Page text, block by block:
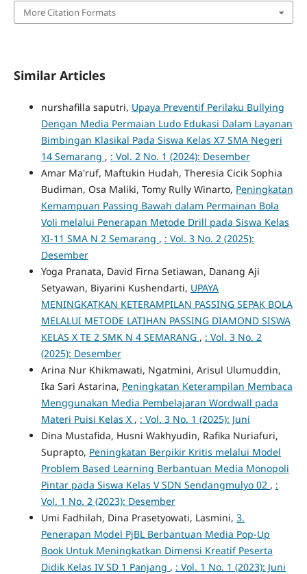
More Citation Formats
Similar Articles
nurshafilla saputri, Upaya Preventif Perilaku Bullying
Dengan Media Permaian Ludo Edukasi Dalam Layanan
Bimbingan Klasikal Pada Siswa Kelas X7 SMA Negeri
14 Semarang , : Vol. 2 No. 1 (2024): Desember
Amar Ma'ruf, Maftukin Hudah, Theresia Cicik Sophia
Budiman, Osa Maliki, Tomy Rully Winarto, Peningkatan
Kemampuan Passing Bawah dalam Permainan Bola
Voli melalui Penerapan Metode Drill pada Siswa Kelas
XI-11 SMA N 2 Semarang , : Vol. 3 No. 2 (2025):
Desember
Yoga Pranata, David Firna Setiawan, Danang Aji
Setyawan, Biyarini Kushendarti, UPAYA
MENINGKATKAN KETERAMPILAN PASSING SEPAK BOLA
MELALUI METODE LATIHAN PASSING DIAMOND SISWA
KELAS X TE 2 SMK N 4 SEMARANG , : Vol. 3 No. 2
(2025): Desember
Arina Nur Khikmawati, Ngatmini, Arisul Ulumuddin,
Ika Sari Astarina, Peningkatan Keterampilan Membaca
Menggunakan Media Pembelajaran Wordwall pada
Materi Puisi Kelas X , : Vol. 3 No. 1 (2025): Juni
Dina Mustafida, Husni Wakhyudin, Rafika Nuriafuri,
Suprapto, Peningkatan Berpikir Kritis melalui Model
Problem Based Learning Berbantuan Media Monopoli
Pintar pada Siswa Kelas V SDN Sendangmulyo 02 , :
Vol. 1 No. 2 (2023): Desember
Umi Fadhilah, Dina Prasetyowati, Lasmini, 3.
Penerapan Model PjBL Berbantuan Media Pop-Up
Book Untuk Meningkatkan Dimensi Kreatif Peserta
Didik Kelas IV SD 1 Panjang , : Vol. 1 No. 1 (2023): Juni